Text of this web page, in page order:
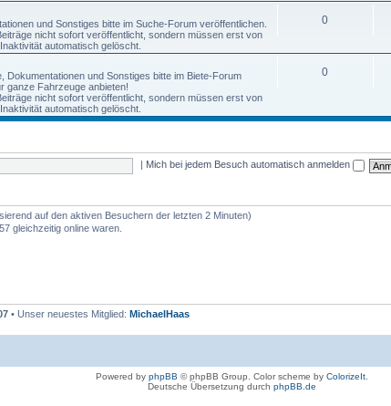
und Sonstiges bitte im Suche-Forum veröffentlichen.
nicht sofort veröffentlicht, sondern müssen erst von
automatisch gelöscht.
0
Dokumentationen und Sonstiges bitte im Biete-Forum
ganze Fahrzeuge anbieten!
nicht sofort veröffentlicht, sondern müssen erst von
automatisch gelöscht.
0
Mich bei jedem Besuch automatisch anmelden
auf den aktiven Besuchern der letzten 2 Minuten)
gleichzeitig online waren.
• Unser neuestes Mitglied: MichaelHaas
Powered by phpBB © phpBB Group. Color scheme by ColorizeIt.
Deutsche Übersetzung durch phpBB.de